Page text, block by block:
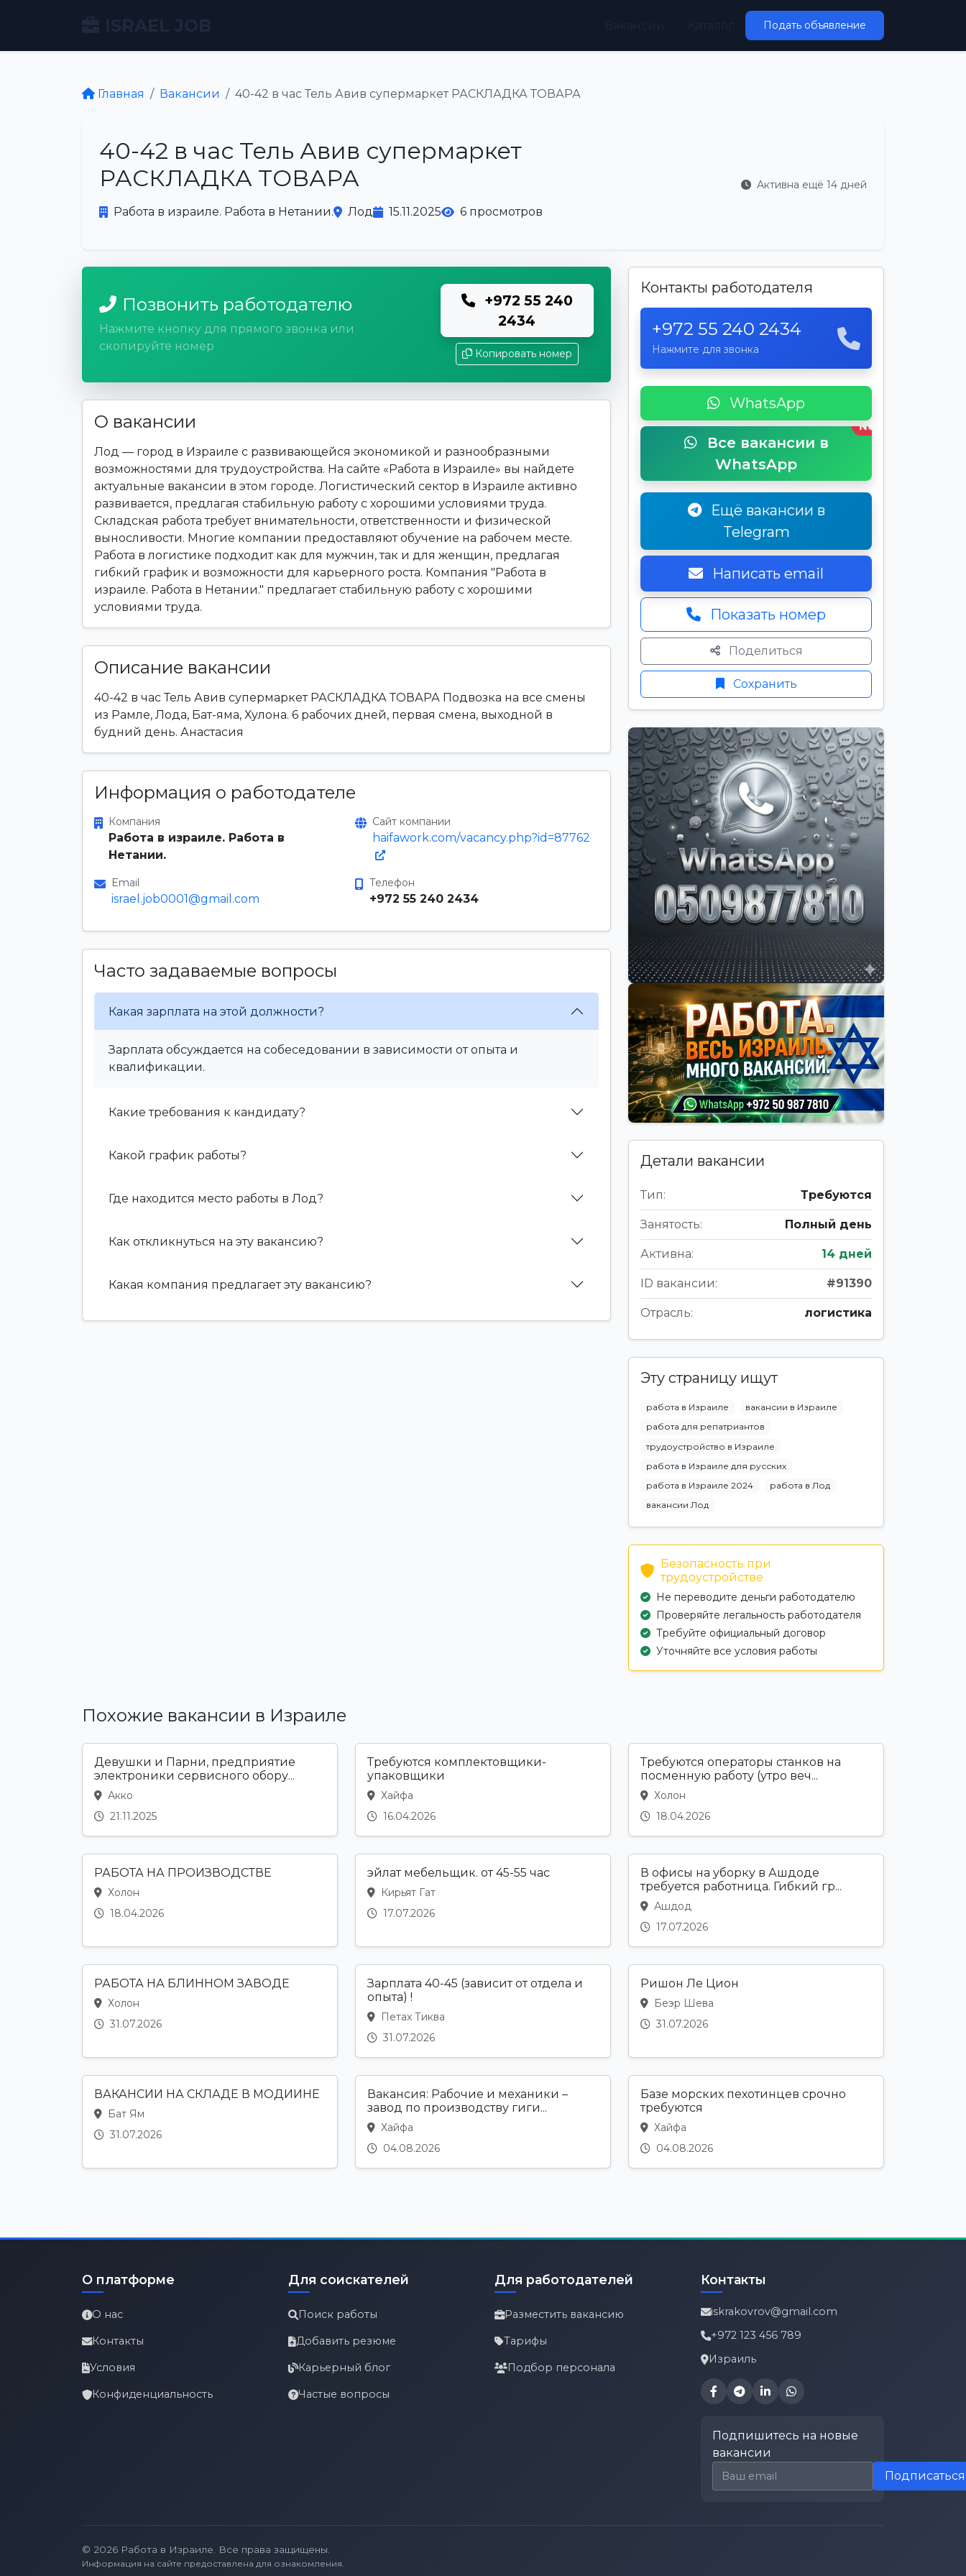
Подать объявление
Главная Вакансии 40-42 в час Тель Авив супермаркет РАСКЛАДКА ТОВАРА
40-42 в час Тель Авив супермаркет
РАСКЛАДКА ТОВАРА
Работа в израиле. Работа в Нетании. Лод 15.11.2025 6 просмотров
Активна ещё 14 дней
Позвонить работодателю
Нажмите кнопку для прямого звонка или
скопируйте номер
+972 55 240
2434
Копировать номер
О вакансии
Лод — город в Израиле с развивающейся экономикой и разнообразными
возможностями для трудоустройства. На сайте «Работа в Израиле» вы найдете
актуальные вакансии в этом городе. Логистический сектор в Израиле активно
развивается, предлагая стабильную работу с хорошими условиями труда.
Складская работа требует внимательности, ответственности и физической
выносливости. Многие компании предоставляют обучение на рабочем месте.
Работа в логистике подходит как для мужчин, так и для женщин, предлагая
гибкий график и возможности для карьерного роста. Компания "Работа в
израиле. Работа в Нетании." предлагает стабильную работу с хорошими
условиями труда.
Описание вакансии
40-42 в час Тель Авив супермаркет РАСКЛАДКА ТОВАРА Подвозка на все смены
из Рамле, Лода, Бат-яма, Хулона. 6 рабочих дней, первая смена, выходной в
будний день. Анастасия
Информация о работодателе
Компания
Работа в израиле. Работа в
Нетании.
Сайт компании
haifawork.com/vacancy.php?id=87762
Email
israel.job0001@gmail.com
Телефон
+972 55 240 2434
Часто задаваемые вопросы
Какая зарплата на этой должности?
Зарплата обсуждается на собеседовании в зависимости от опыта и
квалификации.
Какие требования к кандидату?
Какой график работы?
Где находится место работы в Лод?
Как откликнуться на эту вакансию?
Какая компания предлагает эту вакансию?
Контакты работодателя
+972 55 240 2434
Нажмите для звонка
WhatsApp
Все вакансии в
WhatsApp
New
Ещё вакансии в
Telegram
Написать email
Показать номер
Поделиться
Сохранить
Детали вакансии
Тип: Требуются
Занятость: Полный день
Активна: 14 дней
ID вакансии: #91390
Отрасль: логистика
Эту страницу ищут
работа в Израиле
вакансии в Израиле
работа для репатриантов
трудоустройство в Израиле
работа в Израиле для русских
работа в Израиле 2024
работа в Лод
вакансии Лод
Безопасность при
трудоустройстве
Не переводите деньги работодателю
Проверяйте легальность работодателя
Требуйте официальный договор
Уточняйте все условия работы
Похожие вакансии в Израиле
Девушки и Парни, предприятие
электроники сервисного обору...
Акко
21.11.2025
Требуются комплектовщики-
упаковщики
Хайфа
16.04.2026
Требуются операторы станков на
посменную работу (утро веч...
Холон
18.04.2026
РАБОТА НА ПРОИЗВОДСТВЕ
Холон
18.04.2026
эйлат мебельщик. от 45-55 час
Кирьят Гат
17.07.2026
В офисы на уборку в Ашдоде
требуется работница. Гибкий гр...
Ашдод
17.07.2026
РАБОТА НА БЛИННОМ ЗАВОДЕ
Холон
31.07.2026
Зарплата 40-45 (зависит от отдела и
опыта) !
Петах Тиква
31.07.2026
Ришон Ле Цион
Беэр Шева
31.07.2026
ВАКАНСИИ НА СКЛАДЕ В МОДИИНЕ
Бат Ям
31.07.2026
Вакансия: Рабочие и механики –
завод по производству гиги...
Хайфа
04.08.2026
Базе морских пехотинцев срочно
требуются
Хайфа
04.08.2026
О платформе
О нас
Контакты
Условия
Конфиденциальность
Для соискателей
Поиск работы
Добавить резюме
Карьерный блог
Частые вопросы
Для работодателей
Разместить вакансию
Тарифы
Подбор персонала
Контакты
iskrakovrov@gmail.com
+972 123 456 789
Израиль
Подпишитесь на новые
вакансии
Email для подписки
Подписаться
© 2026 Работа в Израиле. Все права защищены.
Информация на сайте предоставлена для ознакомления.